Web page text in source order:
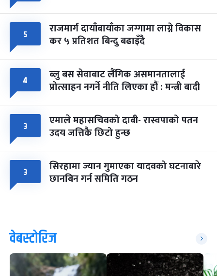
५ राजमार्ग दायाँबायाँका जग्गामा लाग्ने विकास
कर ५ प्रतिशत बिन्दु बढाइँदै
४ ब्लु बस सेवाबाट लैंगिक असमानतालाई
प्रोत्साहन नगर्ने नीति लिएका हौं : मन्त्री बादी
३ एमाले महासचिवको दाबी- रास्वपाको पतन
उदय जत्तिकै छिटो हुन्छ
३ सिरहामा ज्यान गुमाएका यादवको घटनाबारे
छानबिन गर्न समिति गठन
वेबस्टोरिज